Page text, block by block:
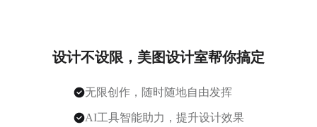
设计不设限，美图设计室帮你搞定
无限创作，随时随地自由发挥
AI工具智能助力，提升设计效果